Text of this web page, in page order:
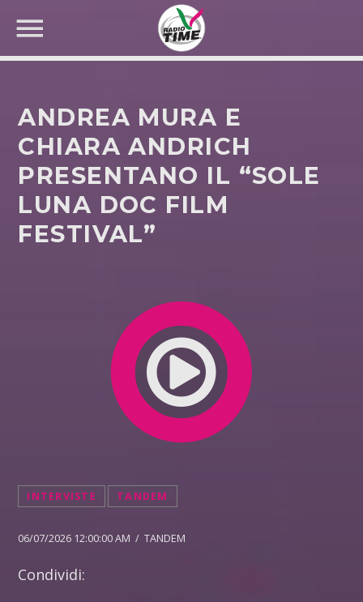
CERCA NEL SITO WEB:
ANDREA MURA E
CHIARA ANDRICH
PRESENTANO IL “SOLE
LUNA DOC FILM
FESTIVAL”
INTERVISTE TANDEM
06/07/2026 12:00:00 AM / TANDEM
Condividi: